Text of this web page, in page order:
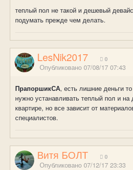
теплый пол не такой и дешевый
подумать прежде чем делать.
LesNik2017 0
Опубликовано 07/08/17 07:43
ПрапоршикСА, есть лишние деньги
нужно устанавливать теплый пол и на
квартире, но все зависит от
специалистов.
Витя БОЛТ 0
Опубликовано 07/12/17 23:33